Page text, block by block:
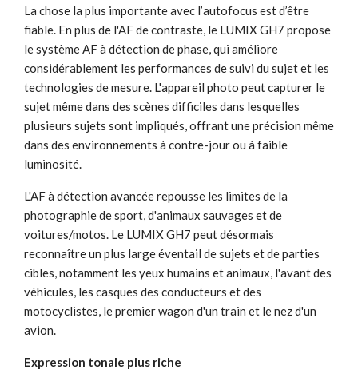
La chose la plus importante avec l’autofocus est d’être
fiable. En plus de l'AF de contraste, le LUMIX GH7 propose
le système AF à détection de phase, qui améliore
considérablement les performances de suivi du sujet et les
technologies de mesure. L'appareil photo peut capturer le
sujet même dans des scènes difficiles dans lesquelles
plusieurs sujets sont impliqués, offrant une précision même
dans des environnements à contre-jour ou à faible
luminosité.
L'AF à détection avancée repousse les limites de la
photographie de sport, d'animaux sauvages et de
voitures/motos. Le LUMIX GH7 peut désormais
reconnaître un plus large éventail de sujets et de parties
cibles, notamment les yeux humains et animaux, l'avant des
véhicules, les casques des conducteurs et des
motocyclistes, le premier wagon d'un train et le nez d'un
avion.
Expression tonale plus riche